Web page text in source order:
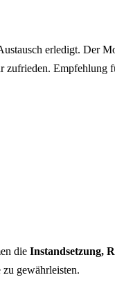
erledigt. Der
die Instandsetzung,
gewährleisten.